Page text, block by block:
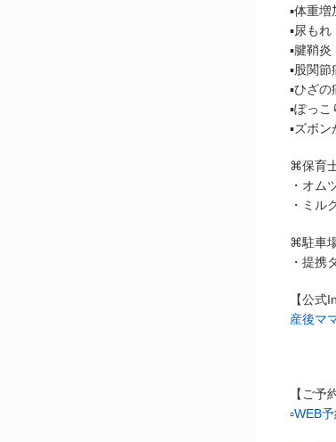
▪︎体重増
▪︎尿もれ
▪︎腱鞘炎
▪︎股関節
▪︎ひざの
▪︎ぽっこ
▪︎ズボ
⌘保育
・オム
・ミル
⌘駐車
・提携
【公式
産後マ
【ご予
▫︎WEB